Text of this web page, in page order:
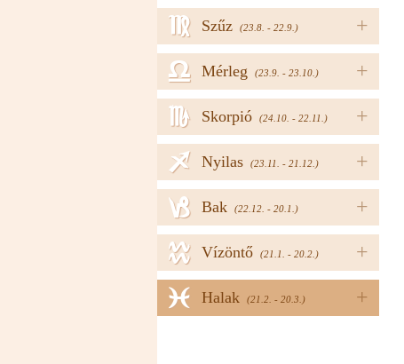
+
Szűz (23.8. - 22.9.)
f
+
Mérleg (23.9. - 23.10.)
g
+
Skorpió (24.10. - 22.11.)
h
+
Nyilas (23.11. - 21.12.)
i
+
Bak (22.12. - 20.1.)
j
+
Vízöntő (21.1. - 20.2.)
k
+
Halak (21.2. - 20.3.)
l